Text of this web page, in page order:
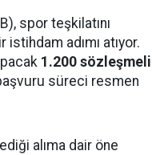
spor teşkilatını
adımı atıyor.
1.200 sözleşmeli
süreci resmen
alıma dair öne